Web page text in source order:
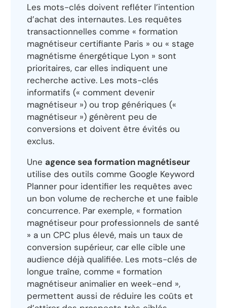
Les mots-clés doivent refléter l’intention
d’achat des internautes. Les requêtes
transactionnelles comme « formation
magnétiseur certifiante Paris » ou « stage
magnétisme énergétique Lyon » sont
prioritaires, car elles indiquent une
recherche active. Les mots-clés
informatifs (« comment devenir
magnétiseur ») ou trop génériques («
magnétiseur ») génèrent peu de
conversions et doivent être évités ou
exclus.
Une agence sea formation magnétiseur
utilise des outils comme Google Keyword
Planner pour identifier les requêtes avec
un bon volume de recherche et une faible
concurrence. Par exemple, « formation
magnétiseur pour professionnels de santé
» a un CPC plus élevé, mais un taux de
conversion supérieur, car elle cible une
audience déjà qualifiée. Les mots-clés de
longue traîne, comme « formation
magnétiseur animalier en week-end »,
permettent aussi de réduire les coûts et